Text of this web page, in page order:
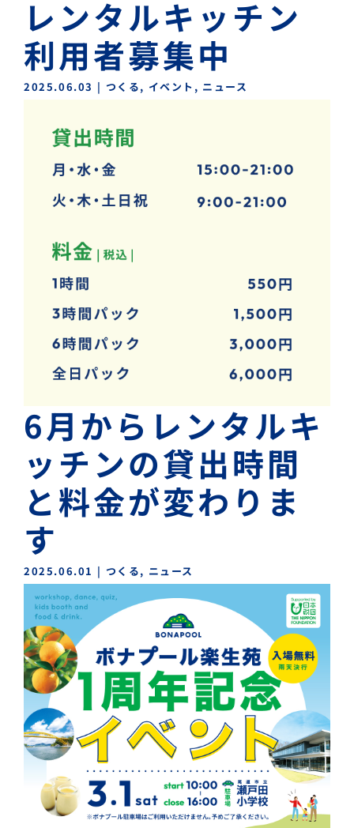
レンタルキッチン
利用者募集中
2025.06.03 | つくる, イベント , ニュース
6月からレンタルキ
ッチンの貸出時間
と料金が変わりま
す
2025.06.01 | つくる, ニュース